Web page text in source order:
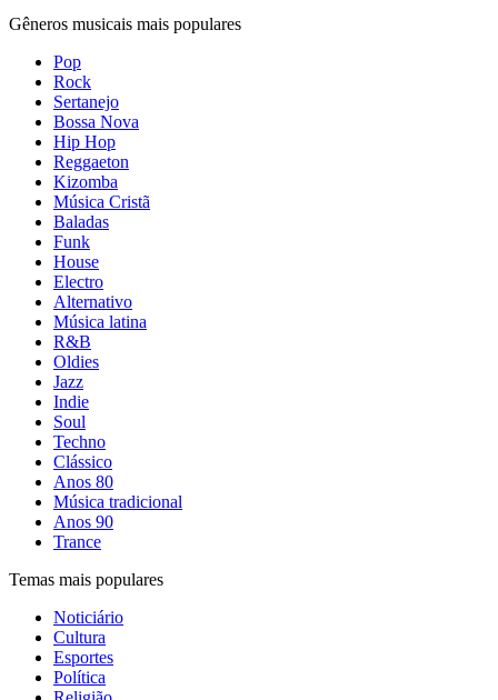
Gêneros musicais mais populares
Pop
Rock
Sertanejo
Bossa Nova
Hip Hop
Reggaeton
Kizomba
Música Cristã
Baladas
Funk
House
Electro
Alternativo
Música latina
R&B
Oldies
Jazz
Indie
Soul
Techno
Clássico
Anos 80
Música tradicional
Anos 90
Trance
Temas mais populares
Noticiário
Cultura
Esportes
Política